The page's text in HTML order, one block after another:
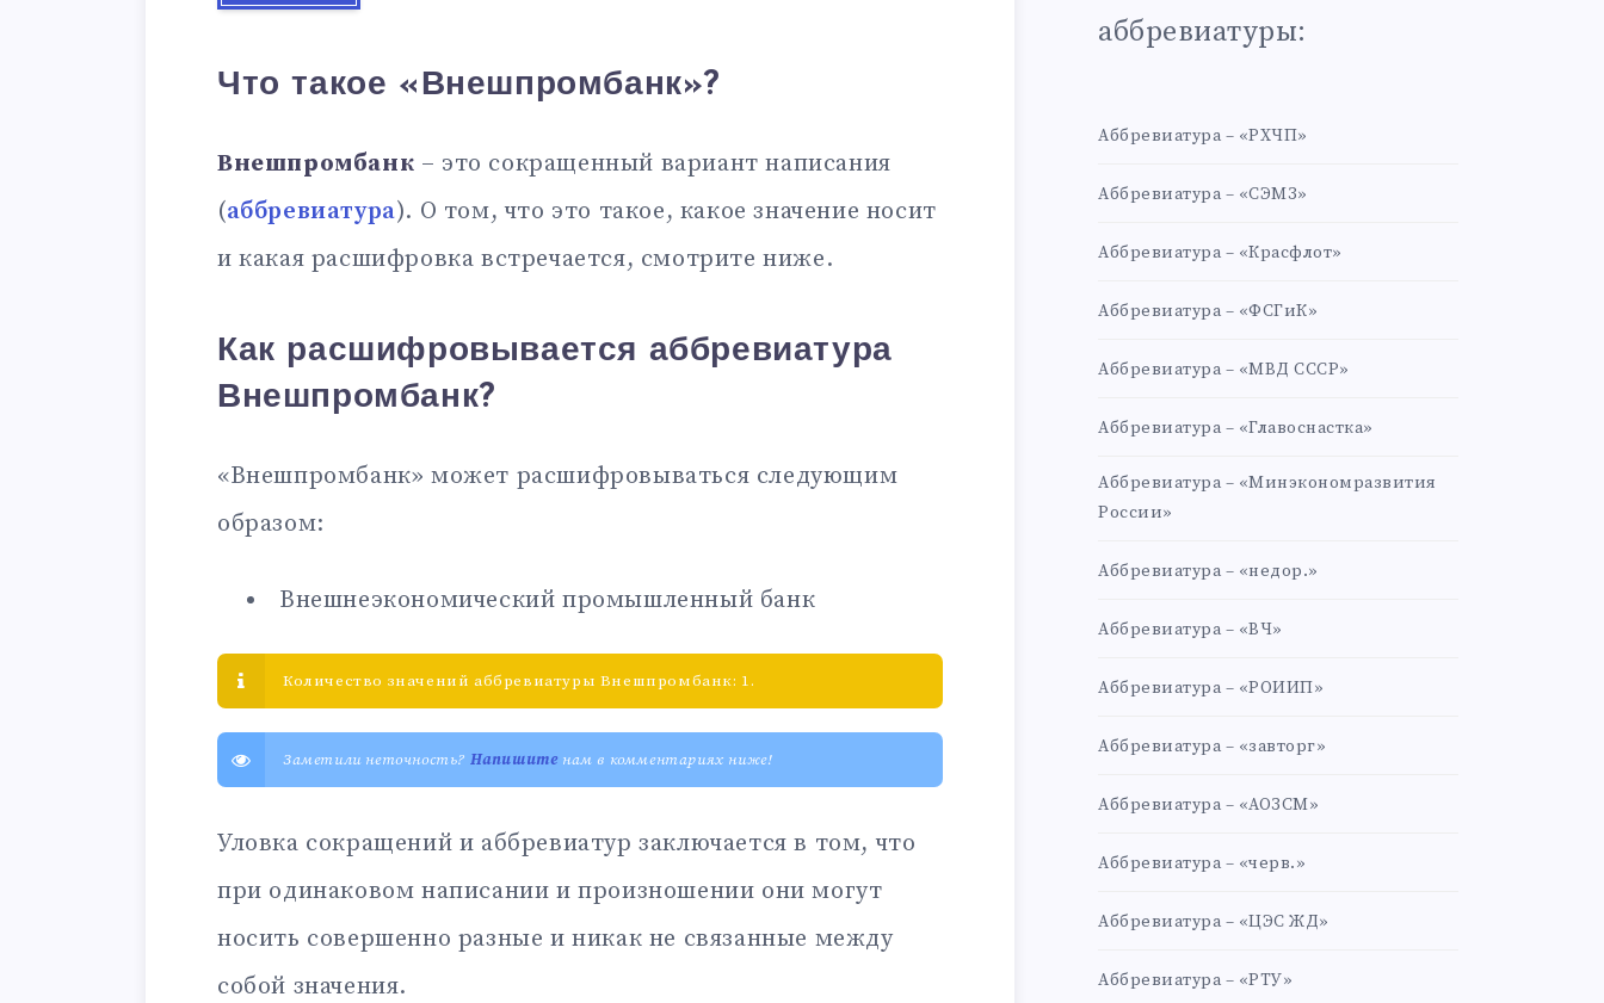
Что такое «Внешпромбанк»?
Внешпромбанк – это сокращенный вариант написания
(аббревиатура). О том, что это такое, какое значение носит
и какая расшифровка встречается, смотрите ниже.
Как расшифровывается аббревиатура
Внешпромбанк?
«Внешпромбанк» может расшифровываться следующим
образом:
Внешнеэкономический промышленный банк
Количество значений аббревиатуры Внешпромбанк: 1.
Заметили неточность? Напишитенам в комментариях ниже!
Уловка сокращений и аббревиатур заключается в том, что
при одинаковом написании и произношении они могут
носить совершенно разные и никак не связанные между
собой значения.
аббревиатуры:
Аббревиатура – «РХЧП»
Аббревиатура – «СЭМЗ»
Аббревиатура – «Красфлот»
Аббревиатура – «ФСГиК»
Аббревиатура – «МВД СССР»
Аббревиатура – «Главоснастка»
Аббревиатура – «Минэкономразвития
России»
Аббревиатура – «недор.»
Аббревиатура – «ВЧ»
Аббревиатура – «РОИИП»
Аббревиатура – «завторг»
Аббревиатура – «АОЗСМ»
Аббревиатура – «черв.»
Аббревиатура – «ЦЭС ЖД»
Аббревиатура – «РТУ»